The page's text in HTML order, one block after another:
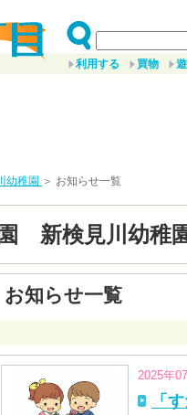
利用する 買物
幼稚園 ＞ お知らせ一覧
新検見川幼稚
お知らせ一覧
2025年
「